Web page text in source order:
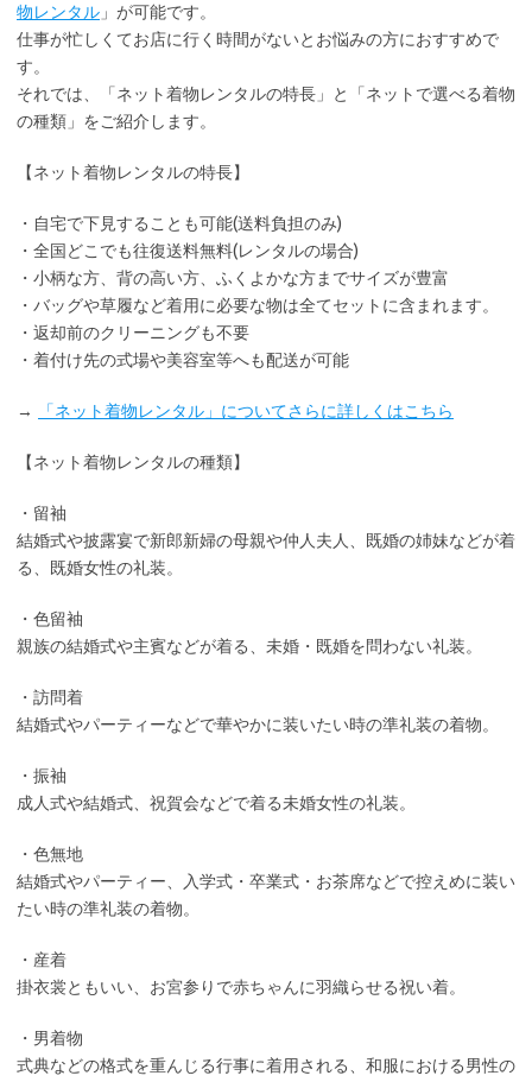
物レンタル 」が可能です。
仕事が忙しくてお店に行く時間がないとお悩みの方におすすめで
す。
それでは、「ネット着物レンタルの特長」と「ネットで選べる着物
の種類」をご紹介します。
【ネット着物レンタルの特長】
・ 自宅で下見することも可能(送料負担のみ)
・全国どこでも往復送料無料(レンタルの場合)
・小柄な方、背の高い方、ふくよかな方までサイズが豊富
・バッグや草履など着用に必要な物は全てセット に含まれます。
・返却前のクリーニングも不要
・着付け先の式場や美容室等へも配送が可能
→ 「ネット着物レンタル」についてさらに詳しくはこちら
【ネット着物レンタルの種類】
・留袖
結婚式や披露宴で新郎新婦の母親や仲人夫人、既婚の姉妹などが着
る、既婚女性の礼装。
・色留袖
親族の結婚式や主賓などが着る、未婚・既婚を問わない礼装。
・訪問着
結婚式やパーティーなどで華やかに装いたい時の準礼装の着物。
・振袖
成人式や結婚式、祝賀会などで着る未婚女性の礼装。
・色無地
結婚式やパーティー、入学式・卒業式・お茶席などで控えめに装い
たい時の準礼装の着物。
・産着
掛衣裳ともいい、お宮参りで赤ちゃんに羽織らせる祝い着。
・男着物
式典などの格式を重んじる行事に着用される、和服における男性の